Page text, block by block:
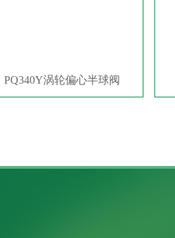
PQ340Y涡轮偏心半球阀